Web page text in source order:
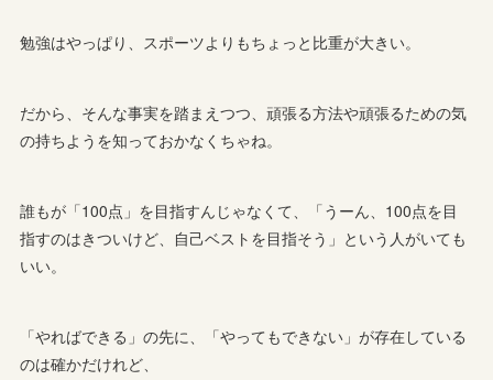
勉強はやっぱり、スポーツよりもちょっと比重が大きい。
だから、そんな事実を踏まえつつ、頑張る方法や頑張るための気
の持ちようを知っておかなくちゃね。
誰もが「100点」を目指すんじゃなくて、「うーん、100点を目
指すのはきついけど、自己ベストを目指そう」という人がいても
いい。
「やればできる」の先に、「やってもできない」が存在している
のは確かだけれど、